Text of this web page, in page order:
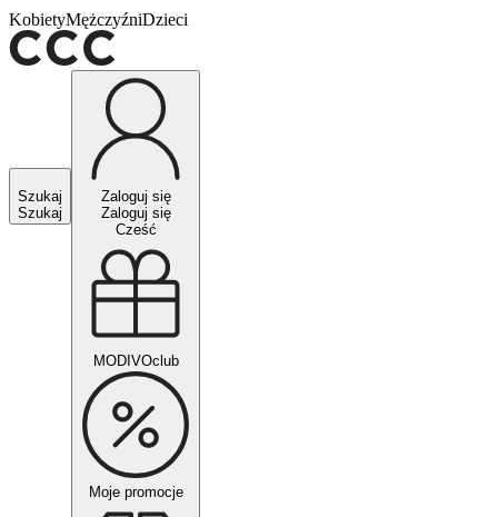
KobietyMężczyźniDzieci
Szukaj
Szukaj
Zaloguj się
Zaloguj się
Cześć
MODIVOclub
Moje promocje